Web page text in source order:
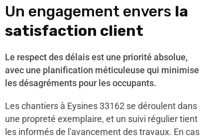
Un engagement envers la
satisfaction client
Le respect des délais est une priorité absolue,
avec une planification méticuleuse qui minimise
les désagréments pour les occupants.
Les chantiers à Eysines 33162 se déroulent dans
une propreté exemplaire, et un suivi régulier tient
les informés de l'avancement des travaux. En cas